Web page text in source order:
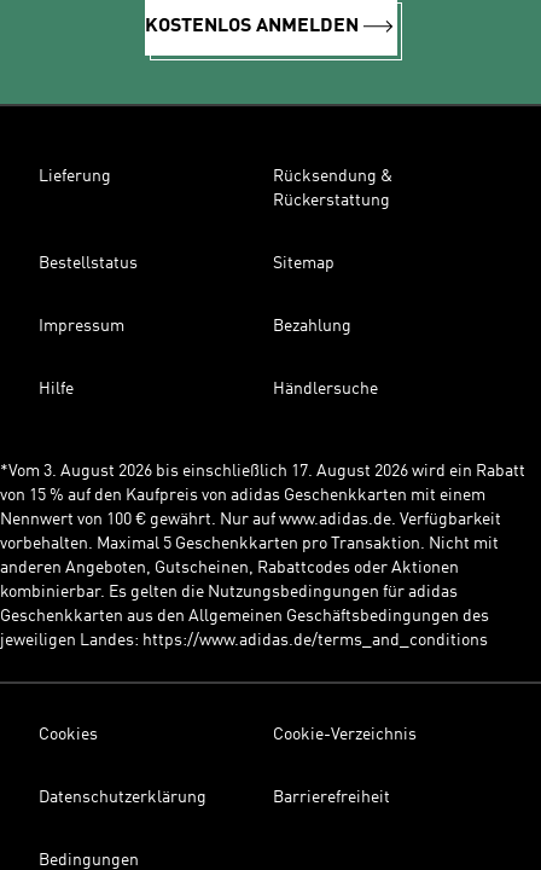
KOSTENLOS ANMELDEN
Lieferung
Rücksendung &
Rückerstattung
Bestellstatus Sitemap
Impressum Bezahlung
Hilfe Händlersuche
*Vom 3. August 2026 bis einschließlich 17. August 2026 wird ein Rabatt
von 15 % auf den Kaufpreis von adidas Geschenkkarten mit einem
Nennwert von 100 € gewährt. Nur auf www.adidas.de. Verfügbarkeit
vorbehalten. Maximal 5 Geschenkkarten pro Transaktion. Nicht mit
anderen Angeboten, Gutscheinen, Rabattcodes oder Aktionen
kombinierbar. Es gelten die Nutzungsbedingungen für adidas
Geschenkkarten aus den Allgemeinen Geschäftsbedingungen des
jeweiligen Landes: https://www.adidas.de/terms_and_conditions
Cookies Cookie-Verzeichnis
Datenschutzerklärung Barrierefreiheit
Bedingungen